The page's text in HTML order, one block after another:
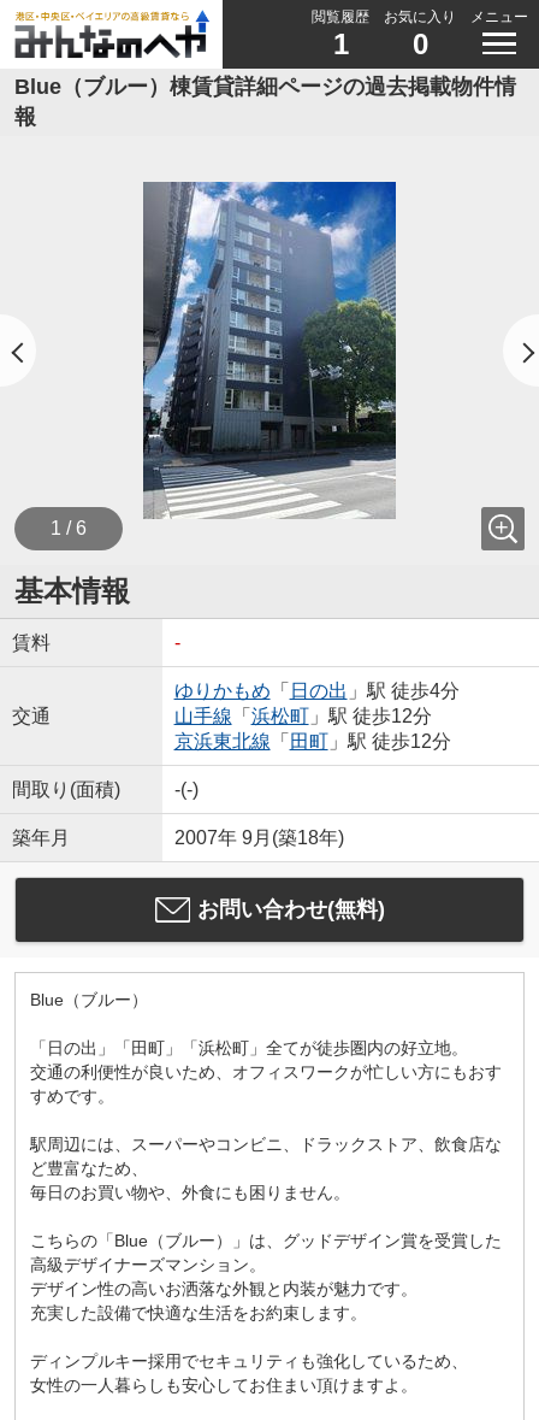
閲覧履歴
1
お気に入り
0
メニュー
Blue（ブルー）棟賃貸詳細ページの過去掲載物件情
報
1 / 6
基本情報
賃料 -
交通
ゆりかもめ 「 日の出 」駅 徒歩4分
山手線 「 浜松町」駅 徒歩12分
京浜東北線 「 田町」駅 徒歩12分
間取り(面積) -(-)
築年月 2007年 9月(築18年)
お問い合わせ(無料)
Blue（ブルー）
「日の出」「田町」「浜松町」全てが徒歩圏内の好立地。
交通の利便性が良いため、オフィスワークが忙しい方にもおす
すめです。
駅周辺には、スーパーやコンビニ、ドラックストア、飲食店な
ど豊富なため、
毎日のお買い物や、外食にも困りません。
こちらの「Blue（ブルー）」は、グッドデザイン賞を受賞した
高級デザイナーズマンション。
デザイン性の高いお洒落な外観と内装が魅力です。
充実した設備で快適な生活をお約束します。
ディンプルキー採用でセキュリティも強化しているため、
女性の一人暮らしも安心してお住まい頂けますよ。